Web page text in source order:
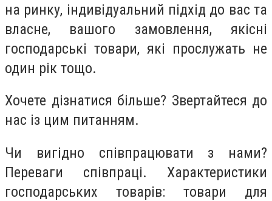
на ринку, індивідуальний підхід до вас та
власне, вашого замовлення, якісні
господарські товари, які прослужать не
один рік тощо.
Хочете дізнатися більше? Звертайтеся до
нас із цим питанням.
Чи вигідно співпрацювати з нами?
Переваги співпраці. Характеристики
господарських товарів: товари для